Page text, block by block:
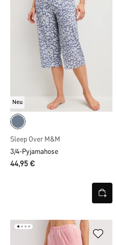
Neu
Sleep Over M&M
3/4-Pyjamahose
44,95 €